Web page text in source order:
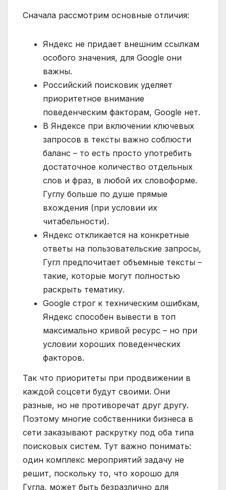
Сначала рассмотрим основные отличия:
Яндекс не придает внешним ссылкам
особого значения, для Google они
важны.
Российский поисковик уделяет
приоритетное внимание
поведенческим факторам, Google нет.
В Яндексе при включении ключевых
запросов в тексты важно соблюсти
баланс – то есть просто употребить
достаточное количество отдельных
слов и фраз, в любой их словоформе.
Гуглу больше по душе прямые
вхождения (при условии их
читабельности).
Яндекс откликается на конкретные
ответы на пользовательские запросы,
Гугл предпочитает объемные тексты –
такие, которые могут полностью
раскрыть тематику.
Google строг к техническим ошибкам,
Яндекс способен вывести в топ
максимально кривой ресурс – но при
условии хороших поведенческих
факторов.
Так что приоритеты при продвижении в
каждой соцсети будут своими. Они
разные, но не противоречат друг другу.
Поэтому многие собственники бизнеса в
сети заказывают раскрутку под оба типа
поисковых систем. Тут важно понимать:
один комплекс мероприятий задачу не
решит, поскольку то, что хорошо для
Гугла, может быть безразлично для